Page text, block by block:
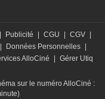
| Publicité | CGU | CGV |
| Données Personnelles |
AlloCiné | Gérer Utiq
sur le numéro AlloCiné :